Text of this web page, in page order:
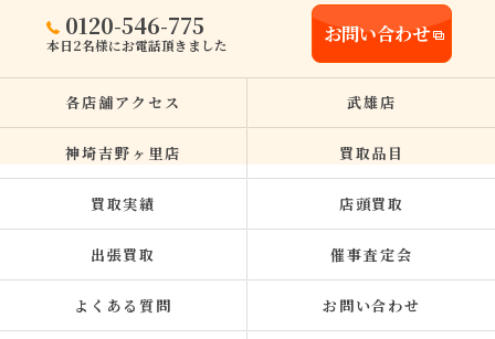
0120-546-775
本日2名様にお電話頂きました お問い合わせ
各店舗アクセス 武雄店
神埼吉野ヶ里店 買取品目
買取実績 店頭買取
出張買取 催事査定会
よくある質問 お問い合わせ